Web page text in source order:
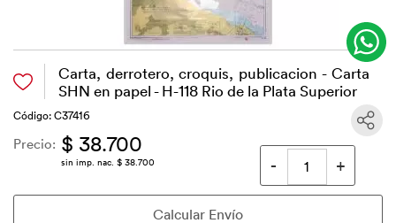
Carta, derrotero, croquis, publicacion - Carta
SHN en papel - H-118 Rio de la Plata Superior
Código: C37416
Precio: $ 38.700
sin imp. nac. $ 38.700